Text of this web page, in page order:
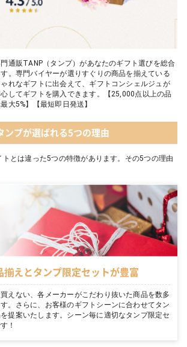
通販TANP（タンプ）があなたのギフト選びを総合
。専門バイヤーが選りすぐりの商品を揃えている
れなギフトに出会えて、ギフトコンシェルジュが
してギフトを購入できます。【25,000点以上の品
大5%】【最短即日発送】
ンプが選ばれる5つの理由
トとは違った5つの特徴があります。その5つの理由
揃えとタンプ限定セットが豊富
えない、各メーカーがこだわり抜いた商品を数多
。さらに、お客様のギフトシーンに合わせてタン
提案いたします。シーン毎に適切なタンプ限定セ
！